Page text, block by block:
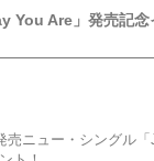
Are」発売記念
ニュー・シングル